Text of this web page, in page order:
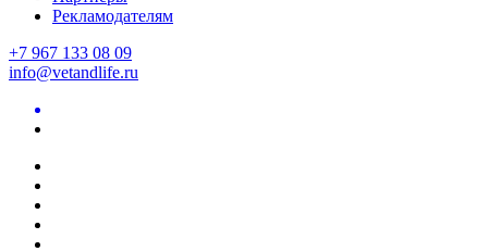
Рекламодателям
+7 967 133 08 09
info@vetandlife.ru